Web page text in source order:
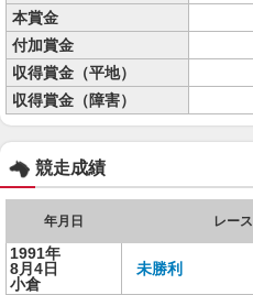
本賞金
付加賞金
収得賞金（平地）
収得賞金（障害）
競走成績
年月日 レース
1991年
8月4日
小倉
未勝利